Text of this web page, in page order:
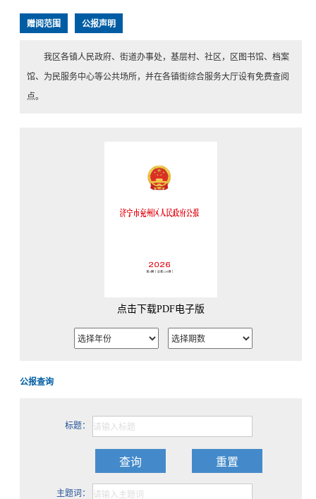
赠阅范围 公报声明
我区各镇人民政府、街道办事处，基层村、社区，区图书馆、档案
馆、为民服务中心等公共场所，并在各镇街综合服务大厅设有免费查阅
点。
点击下载PDF电子版
公报查询
标题：
主题词：